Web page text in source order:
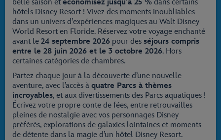
belle saison et économisez jusqu’à 25 % dans certains
hôtels Disney Resort ! Vivez des moments inoubliables
dans un univers d’expériences magiques au Walt Disney
World Resort en Floride. Réservez votre voyage enchanté
avant le 24 septembre 2026 pour des séjours compris
entre le 28 juin 2026 et le 3 octobre 2026. Hors
certaines catégories de chambres.
Partez chaque jour à la découverte d’une nouvelle
aventure, avec l’accès à quatre Parcs à thèmes
incroyables, et aux divertissements des Parcs aquatiques !
Écrivez votre propre conte de fées, entre retrouvailles
pleines de nostalgie avec vos personnages Disney
préférés, explorations de galaxies lointaines et moments
de détente dans la magie d’un hôtel Disney Resort.